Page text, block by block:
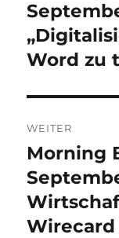
Beitrag:
Word zu
WEITER
Nächster
Beitrag:
Morning
Wirecard